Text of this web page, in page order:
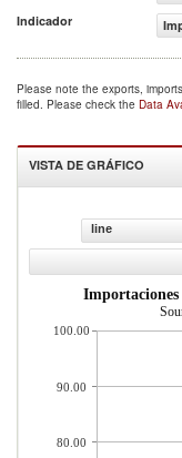
Indicador
Please note the exports,
filled. Please check the Data
VISTA DE GRÁFICO
line
Importaciones
100.00
90.00
80.00